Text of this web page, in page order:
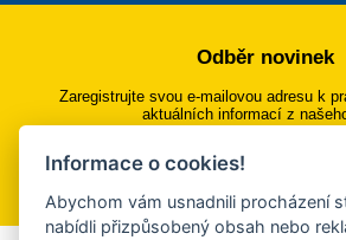
Odběr novinek
Zaregistrujte svou e-mailovou adresu k
aktuálních informací z
Přihlásit se k odběru
Informace o cookies!
Abychom vám usnadnili procházení
nabídli přizpůsobený obsah nebo